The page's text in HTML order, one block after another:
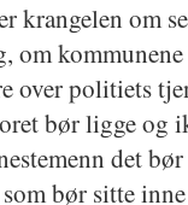
legge
være
samfunnets
krangelen om
om
over politiets
bør ligge og
det
bør sitte